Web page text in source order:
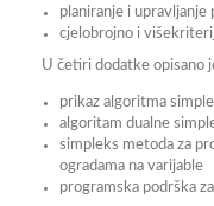
planiranje i
cjelobrojno i
U četiri dodatke opisano
prikaz algoritma
algoritam dualne
simpleks metoda za
ogradama na varijable
programska podrška